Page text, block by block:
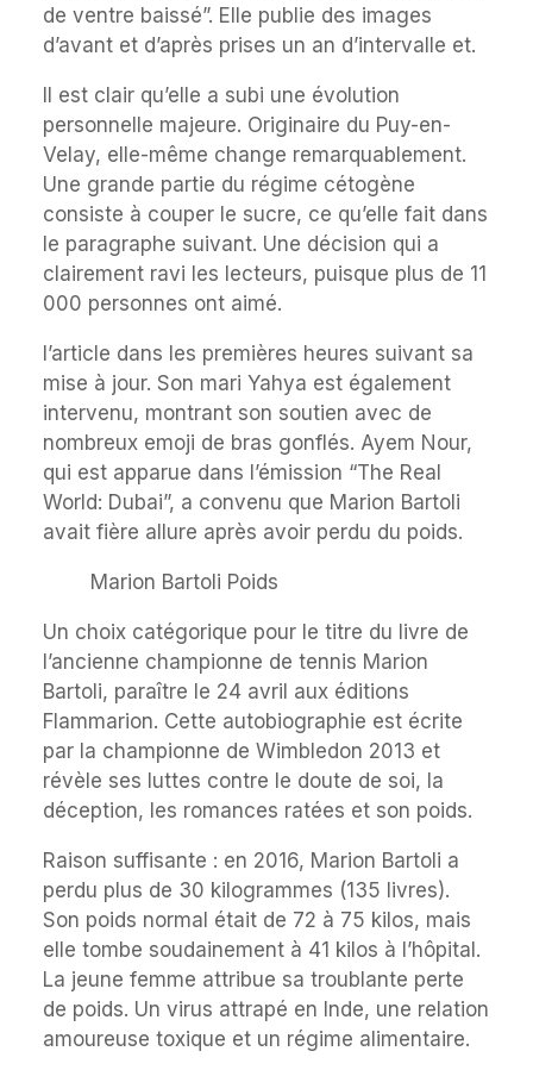
de ventre baissé”. Elle publie des images
d’avant et d’après prises un an d’intervalle et.
Il est clair qu’elle a subi une évolution
personnelle majeure. Originaire du Puy-en-
Velay, elle-même change remarquablement.
Une grande partie du régime cétogène
consiste à couper le sucre, ce qu’elle fait dans
le paragraphe suivant. Une décision qui a
clairement ravi les lecteurs, puisque plus de 11
000 personnes ont aimé.
l’article dans les premières heures suivant sa
mise à jour. Son mari Yahya est également
intervenu, montrant son soutien avec de
nombreux emoji de bras gonflés. Ayem Nour,
qui est apparue dans l’émission “The Real
World: Dubai”, a convenu que Marion Bartoli
avait fière allure après avoir perdu du poids.
Marion Bartoli Poids
Un choix catégorique pour le titre du livre de
l’ancienne championne de tennis Marion
Bartoli, paraître le 24 avril aux éditions
Flammarion. Cette autobiographie est écrite
par la championne de Wimbledon 2013 et
révèle ses luttes contre le doute de soi, la
déception, les romances ratées et son poids.
Raison suffisante : en 2016, Marion Bartoli a
perdu plus de 30 kilogrammes (135 livres).
Son poids normal était de 72 à 75 kilos, mais
elle tombe soudainement à 41 kilos à l’hôpital.
La jeune femme attribue sa troublante perte
de poids. Un virus attrapé en Inde, une relation
amoureuse toxique et un régime alimentaire.